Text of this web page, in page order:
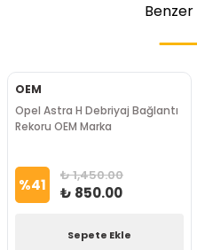
Benzer
OEM
Opel Astra H Debriyaj Bağlantı
Rekoru OEM Marka
%41 ₺ 1,450.00
₺ 850.00
Sepete Ekle